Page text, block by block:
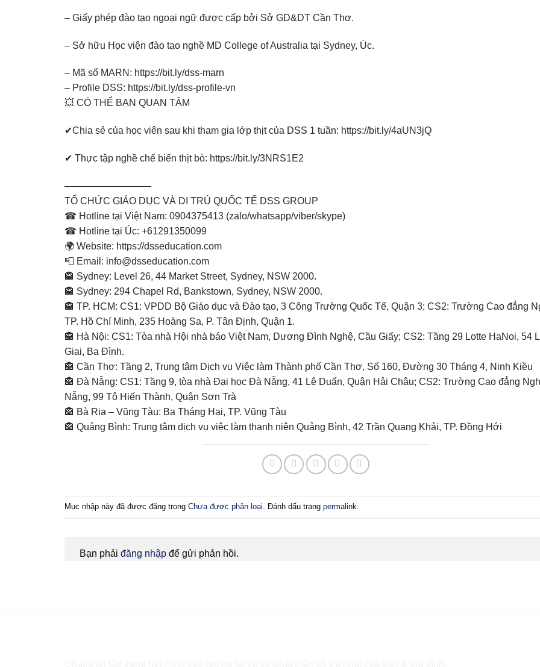
– Giấy phép đào tạo ngoại ngữ được cấp bởi Sở GD&DT Cần Thơ.
– Sở hữu Học viện đào tạo nghề MD College of Australia tại Sydney, Úc.
– Mã số MARN: https://bit.ly/dss-marn
– Profile DSS: https://bit.ly/dss-profile-vn
💥 CÓ THỂ BẠN QUAN TÂM
✔︎Chia sẻ của học viên sau khi tham gia lớp thịt của DSS 1 tuần: https://bit.ly/4aUN3jQ
✔︎ Thực tập nghề chế biến thịt bò: https://bit.ly/3NRS1E2
—————————
TỔ CHỨC GIÁO DỤC VÀ DI TRÚ QUỐC TẾ DSS GROUP
☎ Hotline tại Việt Nam: 0904375413 (zalo/whatsapp/viber/skype)
☎ Hotline tại Úc: +61291350099
🌍 Website: https://dsseducation.com
📮 Email: info@dsseducation.com
🏤 Sydney: Level 26, 44 Market Street, Sydney, NSW 2000.
🏤 Sydney: 294 Chapel Rd, Bankstown, Sydney, NSW 2000.
🏤 TP. HCM: CS1: VPDD Bộ Giáo dục và Đào tạo, 3 Công Trường Quốc Tế, Quận 3; CS2: Trường Cao đẳng
TP. Hồ Chí Minh, 235 Hoàng Sa, P. Tân Định, Quận 1.
🏤 Hà Nội: CS1: Tòa nhà Hội nhà báo Việt Nam, Dương Đình Nghệ, Cầu Giấy; CS2: Tầng 29 Lotte HaNoi, 54
Giai, Ba Đình.
🏤 Cần Thơ: Tầng 2, Trung tâm Dịch vụ Việc làm Thành phố Cần Thơ, Số 160, Đường 30 Tháng 4, Ninh Kiều
🏤 Đà Nẵng: CS1: Tầng 9, tòa nhà Đại học Đà Nẵng, 41 Lê Duẩn, Quận Hải Châu; CS2: Trường Cao đẳng
Nẵng, 99 Tô Hiến Thành, Quận Sơn Trà
🏤 Bà Rịa – Vũng Tàu: Ba Tháng Hai, TP. Vũng Tàu
🏤 Quảng Bình: Trung tâm dịch vụ việc làm thanh niên Quảng Bình, 42 Trần Quang Khải, TP. Đồng Hới
Mục nhập này đã được đăng trong Chưa được phân loại. Đánh dấu trang permalink.
Bạn phải đăng nhập để gửi phản hồi.